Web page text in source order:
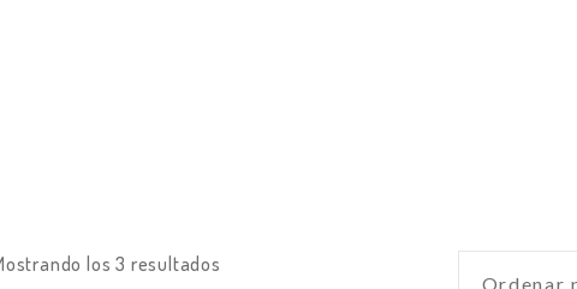
los 3 resultados